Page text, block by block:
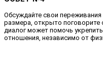
Обсуждайте свои
размера, открыто
диалог может помочь
отношения, независимо от